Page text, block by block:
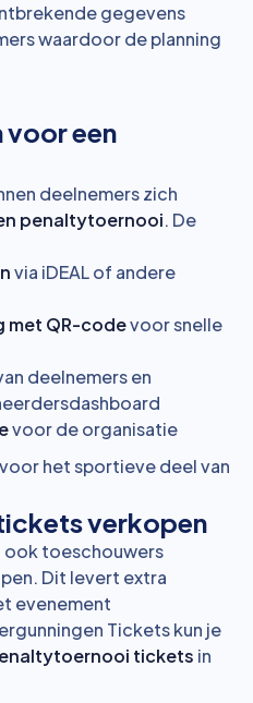
gegevens
waardoor de planning
voor een
deelnemers zich
penaltytoernooi. De
via iDEAL of andere
met QR-codevoor snelle
deelnemers en
voor de organisatie
het sportieve deel van
verkopen
ook toeschouwers
Dit levert extra
evenement
Ticketskun je
tickets in